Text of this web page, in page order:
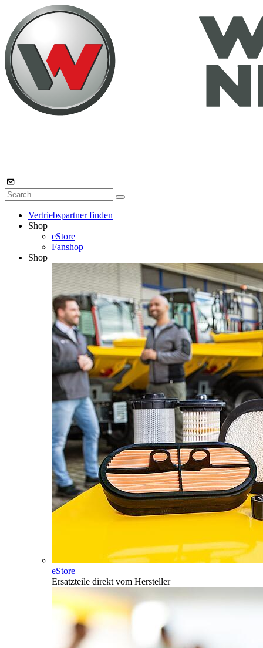
Vertriebspartner finden
Shop
eStore
Fanshop
Shop
eStore
Ersatzteile direkt vom Hersteller